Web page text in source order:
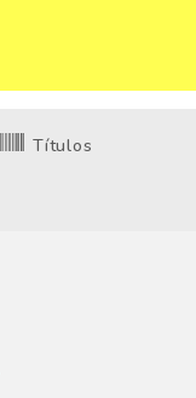
Títulos